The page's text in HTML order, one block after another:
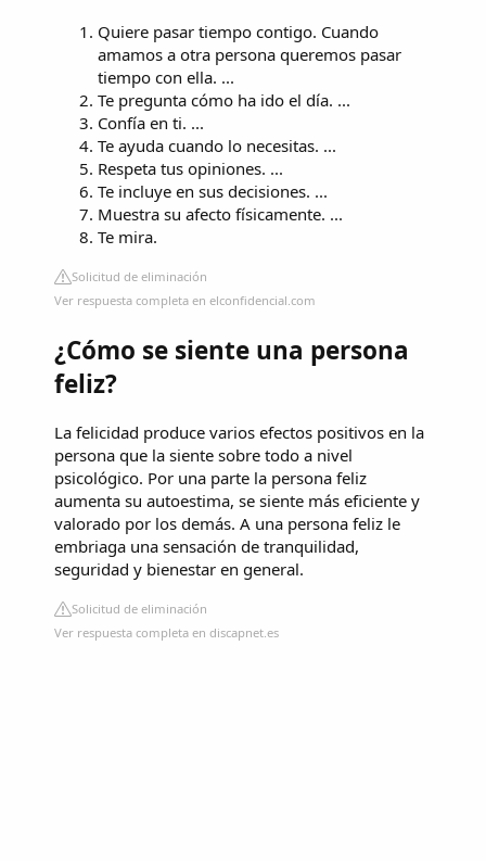
Quiere pasar tiempo contigo. Cuando
amamos a otra persona queremos pasar
tiempo con ella. ...
Te pregunta cómo ha ido el día. ...
Confía en ti. ...
Te ayuda cuando lo necesitas. ...
Respeta tus opiniones. ...
Te incluye en sus decisiones. ...
Muestra su afecto físicamente. ...
Te mira.
Solicitud de eliminación
Ver respuesta completa en elconfidencial.com
¿Cómo se siente una persona
feliz?
La felicidad produce varios efectos positivos en la
persona que la siente sobre todo a nivel
psicológico. Por una parte la persona feliz
aumenta su autoestima, se siente más eficiente y
valorado por los demás. A una persona feliz le
embriaga una sensación de tranquilidad,
seguridad y bienestar en general.
Solicitud de eliminación
Ver respuesta completa en discapnet.es